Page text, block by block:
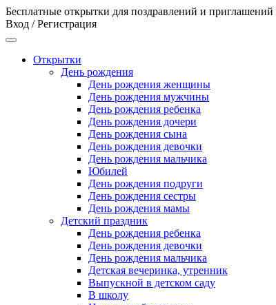
Бесплатные открытки для поздравлений и приглашений
Вход / Регистрация
Открытки
День рождения
День рождения женщины
День рождения мужчины
День рождения ребенка
День рождения дочери
День рождения сына
День рождения девочки
День рождения мальчика
Юбилей
День рождения подруги
День рождения сестры
День рождения мамы
Детский праздник
День рождения ребенка
День рождения девочки
День рождения мальчика
Детская вечеринка, утренник
Выпускной в детском саду
В школу